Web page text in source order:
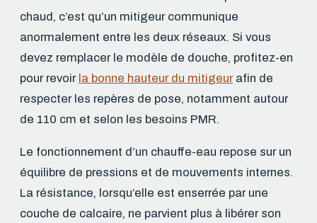
chaud, c’est qu’un mitigeur communique
anormalement entre les deux réseaux. Si vous
devez remplacer le modèle de douche, profitez-en
pour revoir la bonne hauteur du mitigeurafin de
respecter les repères de pose, notamment autour
de 110 cm et selon les besoins PMR.
Le fonctionnement d’un chauffe-eau repose sur un
équilibre de pressions et de mouvements internes.
La résistance, lorsqu’elle est enserrée par une
couche de calcaire, ne parvient plus à libérer son